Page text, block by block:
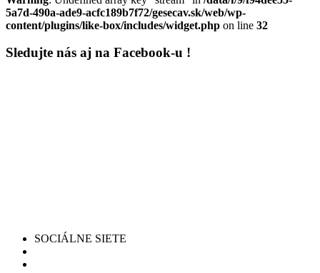
5a7d-490a-ade9-acfc189b7f72/gesecav.sk/web/wp-
content/plugins/like-box/includes/widget.php on line 32
Sledujte nás aj na Facebook-u !
SOCIÁLNE SIETE